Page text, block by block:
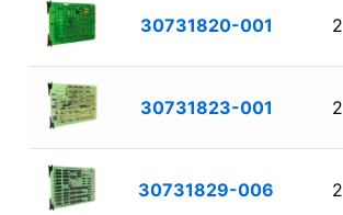
30731820-001 2
30731823-001 2
30731829-006 2